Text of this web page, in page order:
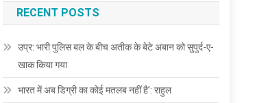
RECENT POSTS
उप्र: भारी पुलिस बल के बीच अतीक के बेटे अबान को सुपुर्द-ए-
खाक किया गया
भारत में अब डिग्री का कोई मतलब नहीं है’: राहुल